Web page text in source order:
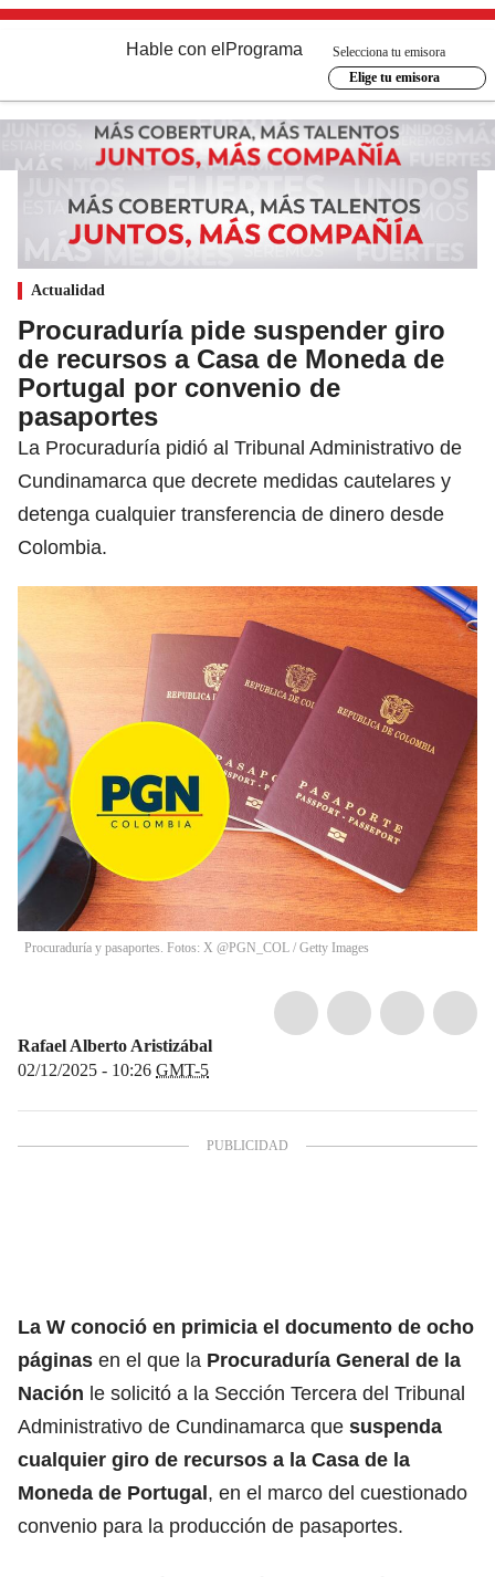
Hable con el Programa
Selecciona tu emisora
Elige tu emisora
Actualidad
Procuraduría pide suspender giro
de recursos a Casa de Moneda de
Portugal por convenio de
pasaportes
La Procuraduría pidió al Tribunal Administrativo de
Cundinamarca que decrete medidas cautelares y
detenga cualquier transferencia de dinero desde
Colombia.
Procuraduría y pasaportes. Fotos: X @PGN_COL / Getty Images
Rafael Alberto Aristizábal
02/12/2025 - 10:26 GMT-5
La W conoció en primicia el documento de ocho
páginas en el que la Procuraduría General de la
Nación le solicitó a la Sección Tercera del Tribunal
Administrativo de Cundinamarca que suspenda
cualquier giro de recursos a la Casa de la
Moneda de Portugal, en el marco del cuestionado
convenio para la producción de pasaportes.